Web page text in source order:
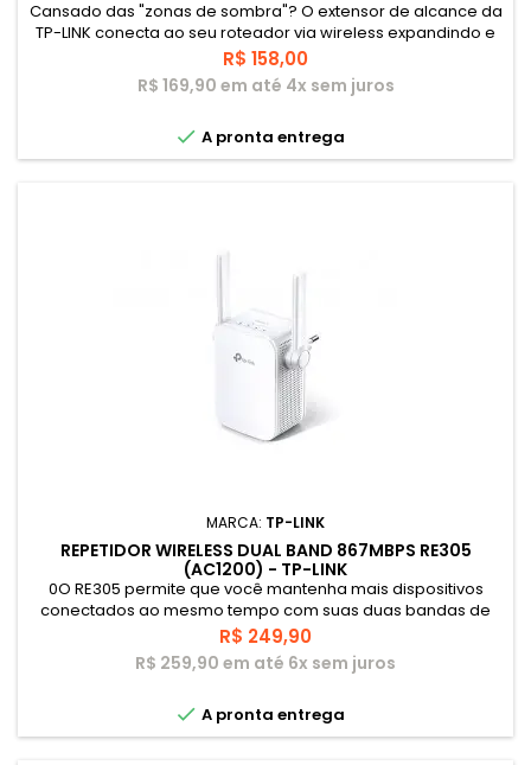
Cansado das "zonas de sombra"? O extensor de alcance da
TP-LINK conecta ao seu roteador via wireless expandindo e
fortalecendo o sinal em áreas que não podiam ser
alcançadas anteriormente. O dispositivo reduz também a
interferência do sinal para assegurar a cobertura Wi-Fi de
Preço
R$ 158,00
R$ 169,90 em até 4x sem juros
 A pronta entrega
MARCA: TP-LINK
REPETIDOR WIRELESS DUAL BAND 867MBPS RE305
(AC1200) - TP-LINK
0O RE305 permite que você mantenha mais dispositivos
conectados ao mesmo tempo com suas duas bandas de
2.4GHz 300Mbps e 5GHz 867Mbps. Utilize a banda de 2.4GHz
para envio de emails e navegação web, já a banda de 5GHz
desempenha melhor tarefas como jogos online e streaming
Preço
R$ 249,90
R$ 259,90 em até 6x sem juros
 A pronta entrega